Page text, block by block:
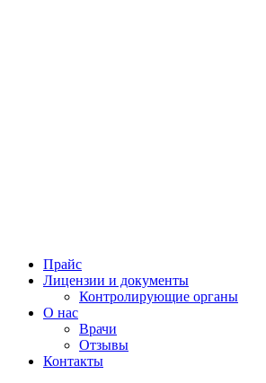
Прайс
Лицензии и документы
Контролирующие органы
О нас
Врачи
Отзывы
Контакты